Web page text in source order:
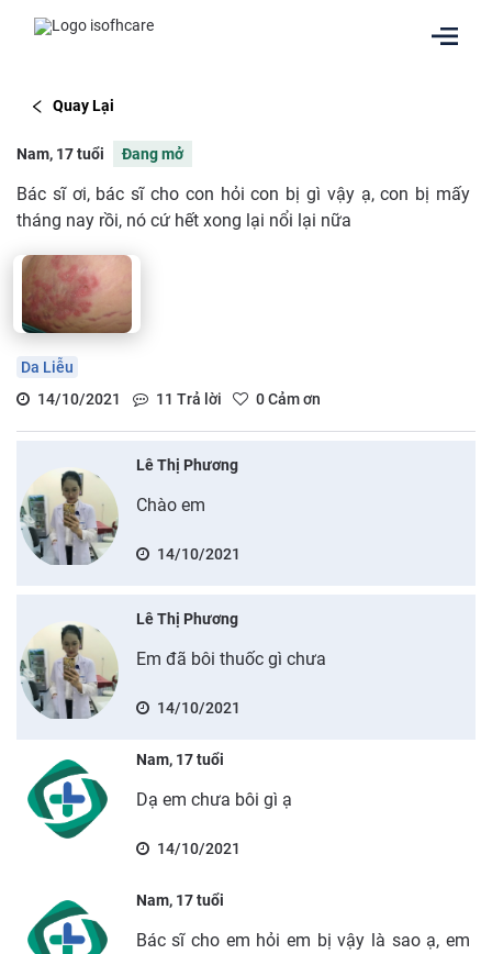
Quay Lại
Nam, 17 tuổi Đang mở
Bác sĩ ơi, bác sĩ cho con hỏi con bị gì vậy ạ, con bị mấy
tháng nay rồi, nó cứ hết xong lại nổi lại nữa
Da Liễu
14/10/2021
11 Trả lời 0Cảm ơn
Lê Thị Phương
Chào em
14/10/2021
Lê Thị Phương
Em đã bôi thuốc gì chưa
14/10/2021
Nam, 17 tuổi
Dạ em chưa bôi gì ạ
14/10/2021
Nam, 17 tuổi
Bác sĩ cho em hỏi em bị vậy là sao ạ, em